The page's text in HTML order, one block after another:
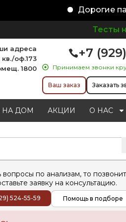
Дорогие
Тесты
адреса
оф.173
1800
+7
Принимаем звонки
Ваш заказ Заказать
НА ДОМ АКЦИИ О НАС
вопросы по анализам, то
заявку на консультацию.
524-55-59 Помощь в подборе